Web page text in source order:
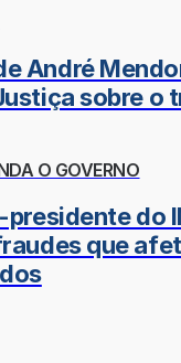
André
sobre o
O GOVERNO
presidente do
que